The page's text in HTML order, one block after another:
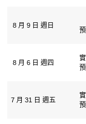
8 月 9 日 週日
8 月 6 日 週四
7 月 31 日 週五